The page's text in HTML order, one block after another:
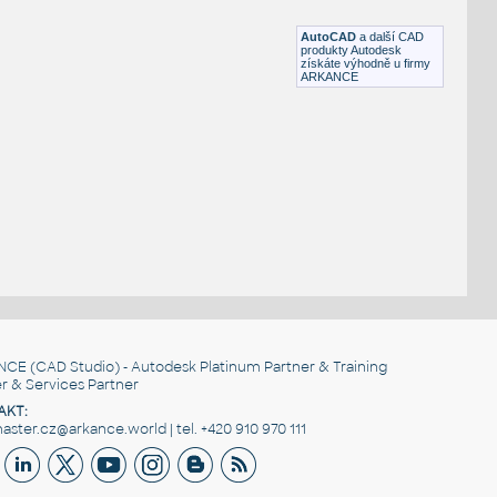
AutoCAD a další CAD
produkty Autodesk
získáte výhodně u firmy
ARKANCE
(CAD Studio) - Autodesk Platinum Partner & Training
& Services Partner
| tel. +420 910 970 111